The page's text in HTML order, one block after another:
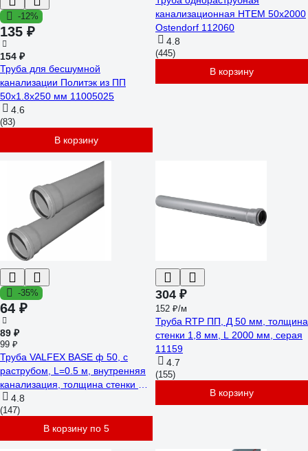
-12%
135 ₽
154 ₽
Труба для бесшумной
канализации Политэк из ПП
50х1.8х250 мм 11005025
4.6
(83)
В корзину
канализационная HTEM 50х2000
Ostendorf 112060
4.8
(445)
В корзину
-35%
64 ₽
89 ₽
99 ₽
Труба VALFEX BASE ф 50, с
раструбом, L=0.5 м, внутренняя
канализация, толщина стенки 1.8
200500050
4.8
(147)
В корзину по 5
304 ₽
152 ₽/м
Труба RTP ПП, Д 50 мм, толщина
стенки 1,8 мм, L 2000 мм, серая
11159
4.7
(155)
В корзину